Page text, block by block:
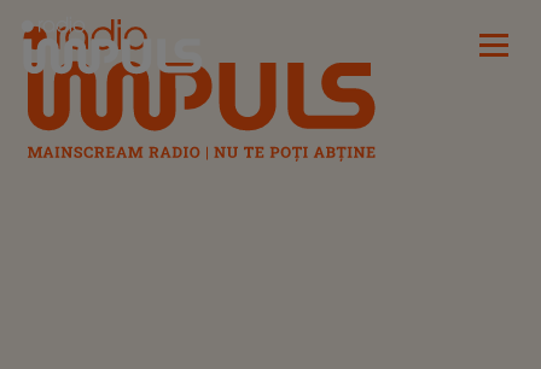
Radio Impuls